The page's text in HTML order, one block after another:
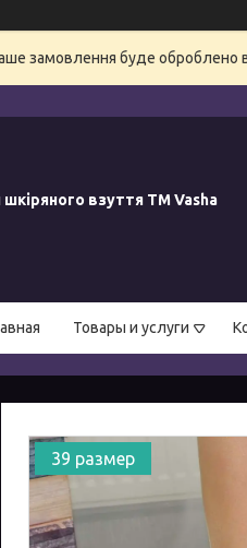
замовлення буде оброблено в
взуття ТМ Vasha
Товары и услуги
39 размер